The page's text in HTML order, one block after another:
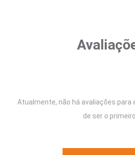
Atualmente, não há avaliações para
de ser o